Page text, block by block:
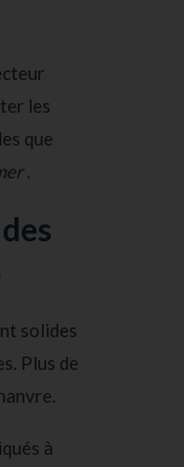
les
que
.
solides
Plus de
à